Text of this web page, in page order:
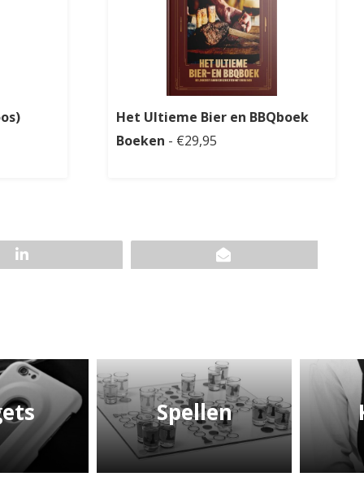
Het Ultieme Bier en BBQboek
Boeken - €29,95
Spellen